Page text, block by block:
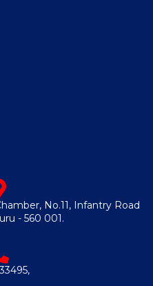
No.11, Infantry Road
- 560 001.